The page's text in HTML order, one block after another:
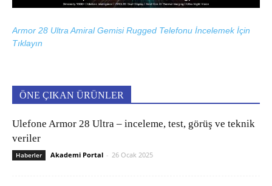
Armor 28 Ultra Amiral Gemisi Rugged Telefonu İncelemek İçin
Tıklayın
ÖNE ÇIKAN ÜRÜNLER
Ulefone Armor 28 Ultra – inceleme, test, görüş ve teknik
veriler
Haberler Akademi Portal - 26 Ocak 2025